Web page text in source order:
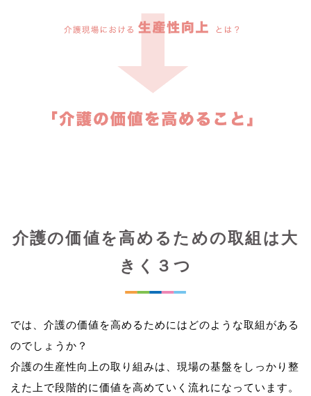
介護の価値を高めるための取組は大
きく３つ
では、介護の価値を高めるためにはどのような取組がある
のでしょうか？
介護の生産性向上の取り組みは、現場の基盤をしっかり整
えた上で段階的に価値を高めていく流れになっています。